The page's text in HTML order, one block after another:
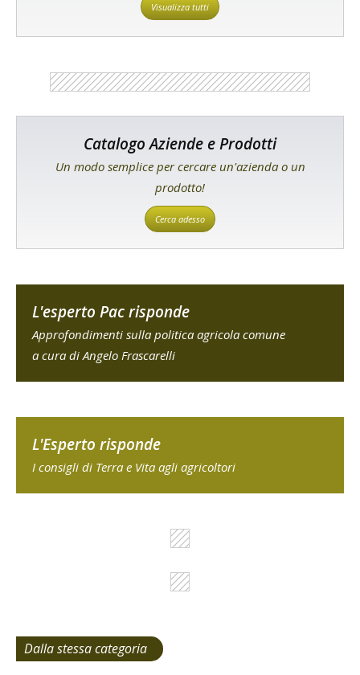
Visualizza tutti
Catalogo Aziende e Prodotti
Un modo semplice per cercare un'azienda o un
prodotto!
Cerca adesso
L'esperto Pac risponde
Approfondimenti sulla politica agricola comune
a cura di Angelo Frascarelli
L'Esperto risponde
I consigli di Terra e Vita agli agricoltori
Dalla stessa categoria